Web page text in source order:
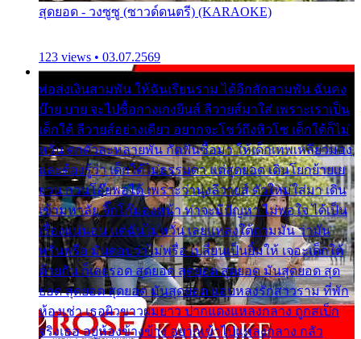
สุดยอด - วงซูซู (ซาวด์ดนตรี) (KARAOKE)
123 views • 03.07.2569
พ่อส่งเงินสามพัน ให้ฉันเรียนราม ได้อีกสักสามพัน ฉันคง
บ๊าย บาย จะไปซื้อกางเกงยีนส์ ลีวายส์มาใส่ เพราะเราเป็น
เด็กใต้ ลีวายส์อย่างเดียว อยากจะโชว์ถึงหิวโซ เด็กใต้ก็ไม่
หวั่น ตกตัวละหลายพัน กัดฟันซื้อมา ให้เด็กเทพเหลียวมอง
และต้องรู้ว่า เด็กใต้ไม่ธรรมดา แต่สุดยอด เดินโยกย้ายเย
ยวน กวนโอ๊ยพอได้ เพราะว่านุ่งลีวายส์ ตัวใหม่ใส่มา เดิน
เข้ามหาลัย จิ๊กโก๊มองหน้า ท่าจะมีปัญหา ไม่พอใจ ได้เป็น
เรื่องแน่นอน แต่ฉันไม่หวั่น เลยแหลงใต้ถามมัน ว่ามัน
พรั่นพรือ มันตอบว่าไม่พรื่อ เปลี่ยนเป็นยิ้มให้ เจอะเด็กใต้
ด้วยกัน ก็เลยรอด สุดยอด สุดยอด สุดยอด มันสุดยอด สุด
ยอด สุดยอด สุดยอด มันสุดยอด แอบหลงรักสาวราม ที่พัก
ห้องเช่า เธอผิวขาวผมยาว ปากแดงแหลงกลาง ถูกสเป็ก
จริงเธอ อยู่ห้องข้างข้าง อยากเข้าไปแหลงกลาง กลัว